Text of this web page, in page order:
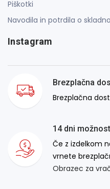
Piškotki
Navodila in potrdila o
Instagram
Brezplačna
Brezplačna
14 dni
Če z izdelkom
vrnete
Obrazec za